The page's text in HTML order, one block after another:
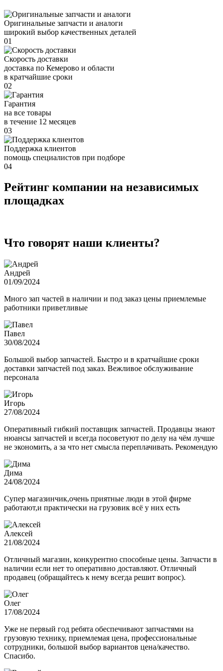
Оригинальные запчасти и аналоги
широкий выбор качественных деталей
01
Скорость доставки
доставка по Кемерово и области
в кратчайшие сроки
02
Гарантия
на все товары
в течение 12 месяцев
03
Поддержка клиентов
помощь специалистов при подборе
04
Рейтинг компании на независимых
площадках
Что говорят наши клиенты?
Андрей
01/09/2024
Много зап частей в наличии и под заказ цены приемлемые
работники приветливые
Павел
30/08/2024
Большой выбор запчастей. Быстро и в кратчайшие сроки
доставки запчастей под заказ. Вежливое обслуживание
персонала
Игорь
27/08/2024
Оперативный гибкий поставщик запчастей. Продавцы знают
нюансы запчастей и всегда посоветуют по делу на чём лучше
не экономить, а за что нет смысла переплачивать. Рекомендую
Дима
24/08/2024
Супер магазинчик,очень приятные люди в этой фирме
работают,и практически на грузовик всё у них есть
Алексей
21/08/2024
Отличный магазин, конкурентно способные цены. Запчасти в
наличии если нет то оперативно доставляют. Отличный
продавец (обращайтесь к нему всегда решит вопрос).
Олег
17/08/2024
Уже не первый год ребята обеспечивают запчастями на
грузовую технику, приемлемая цена, профессиональные
сотрудники, большой выбор вариантов цена/качество.
Спасибо.